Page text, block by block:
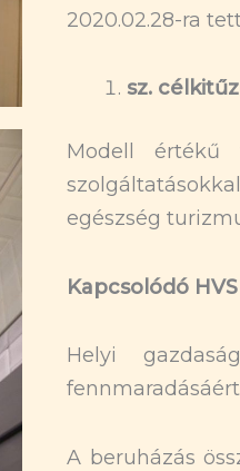
2020.02.28-ra
sz.
Modell értékű
egészség
Kapcsolódó
Helyi
A beruházás